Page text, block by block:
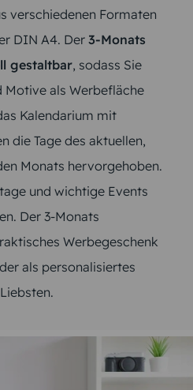
verschiedenen Formaten
DIN A4. Der 3-Monats
gestaltbar, sodass Sie
Motive als Werbefläche
Kalendarium mit
die Tage des aktuellen,
Monats hervorgehoben.
und wichtige Events
Der 3-Monats
Werbegeschenk
als personalisiertes